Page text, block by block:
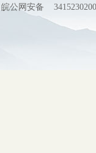
皖公网安备